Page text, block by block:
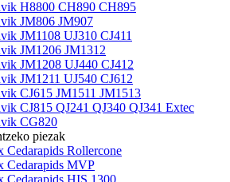
H8800 CH890 CH895
JM806 JM907
JM1108 UJ310 CJ411
JM1206 JM1312
JM1208 UJ440 CJ412
JM1211 UJ540 CJ612
CJ615 JM1511 JM1513
CJ815 QJ241 QJ340 QJ341 Extec
CG820
piezak
Cedarapids Rollercone
Cedarapids MVP
Cedarapids HIS 1300